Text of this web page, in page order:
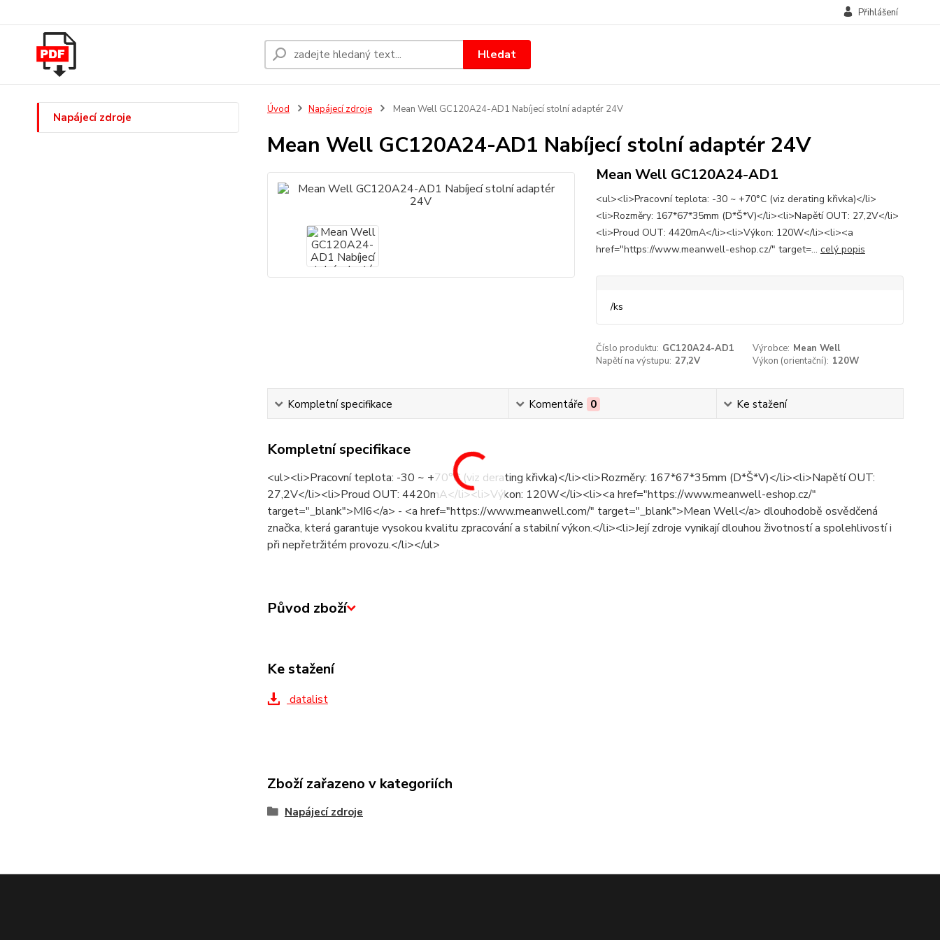
Přihlášení
Hledat
Napájecí zdroje
Úvod Napájecí zdroje Mean Well GC120A24-AD1 Nabíjecí stolní adaptér 24V
Mean Well GC120A24-AD1 Nabíjecí stolní adaptér 24V
Mean Well GC120A24-AD1
<ul><li>Pracovní teplota: -30 ~ +70°C (viz derating křivka)</li>
<li>Rozměry: 167*67*35mm (D*Š*V)</li><li>Napětí OUT: 27,2V</li>
<li>Proud OUT: 4420mA</li><li>Výkon: 120W</li><li><a
href="https://www.meanwell-eshop.cz/" target=... celý popis
/ks
Číslo produktu: GC120A24-AD1 Výrobce: Mean Well
Napětí na výstupu: 27,2V Výkon (orientační): 120W
Kompletní specifikace Komentáře 0 Ke stažení
Kompletní specifikace
<ul><li>Pracovní teplota: -30 ~ +70°C (viz derating křivka)</li><li>Rozměry: 167*67*35mm (D*Š*V)</li><li>Napětí OUT:
27,2V</li><li>Proud OUT: 4420mA</li><li>Výkon: 120W</li><li><a href="https://www.meanwell-eshop.cz/"
target="_blank">MI6</a> - <a href="https://www.meanwell.com/" target="_blank">Mean Well</a> dlouhodobě osvědčená
značka, která garantuje vysokou kvalitu zpracování a stabilní výkon.</li><li>Její zdroje vynikají dlouhou životností a spolehlivostí i
při nepřetržitém provozu.</li></ul>
Původ zboží
Ke stažení
datalist
Zboží zařazeno v kategoriích
Napájecí zdroje